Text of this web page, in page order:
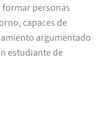
formar personas
capaces de
argumentado
estudiante de